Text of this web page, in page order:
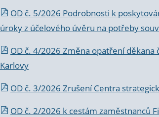
OD č. 5/2026 Podrobnosti k
úroky z účelového úvěru na potřeby
OD č. 4/2026 Změna opatření
Karlovy
OD č. 3/2026 Zrušení Centra
OD č. 2/2026 k cestám zaměstnanců